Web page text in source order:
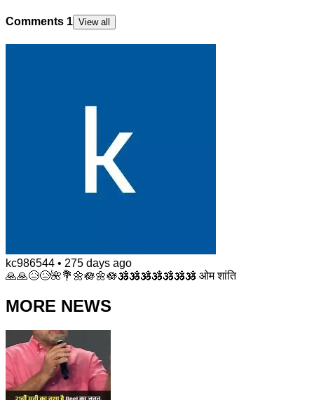
Comments 1 View all
kc986544 • 275 days ago
🙏🙏😥😥🌺💐🌼🪷🌼🪷🕉🕉🕉🕉🕉🕉🕉 ओम शांति
MORE NEWS